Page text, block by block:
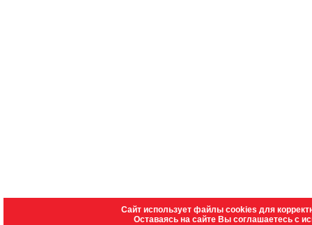
Сайт использует файлы cookies для
Оставаясь на сайте Вы соглашаетесь с